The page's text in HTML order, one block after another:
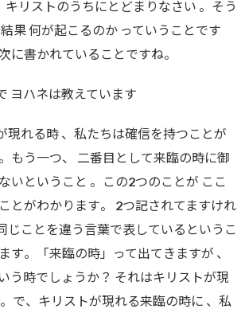
キリストのうちにとどまりなさい 。
そう
果 何が起こるのか っていうことです
に書かれていることですね。
ヨハネは教えています
現れる時 、 私たちは確信を持つことが
もう一つ、
二番目として来臨の時に御
いということ 。この2つのことが ここ
とがわかります。
2つ記されてますけれ
じことを違う言葉で表しているというこ
す。
「来臨の時」って出てきますが 、
う時でしょうか ？ それはキリストが現
。 で、 キリストが現れる来臨の時に 、 私